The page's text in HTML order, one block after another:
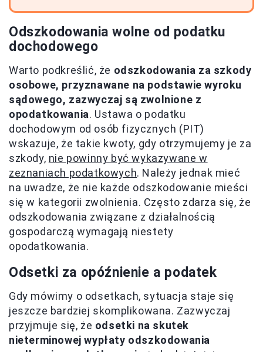
Odszkodowania wolne od podatku
dochodowego
Warto podkreślić, że odszkodowania za szkody
osobowe, przyznawane na podstawie wyroku
sądowego, zazwyczaj są zwolnione z
opodatkowania. Ustawa o podatku
dochodowym od osób fizycznych (PIT)
wskazuje, że takie kwoty, gdy otrzymujemy je za
szkody, nie powinny być wykazywane w
zeznaniach podatkowych. Należy jednak mieć
na uwadze, że nie każde odszkodowanie mieści
się w kategorii zwolnienia. Często zdarza się, że
odszkodowania związane z działalnością
gospodarczą wymagają niestety
opodatkowania.
Odsetki za opóźnienie a podatek
Gdy mówimy o odsetkach, sytuacja staje się
jeszcze bardziej skomplikowana. Zazwyczaj
przyjmuje się, że odsetki na skutek
nieterminowej wypłaty odszkodowania